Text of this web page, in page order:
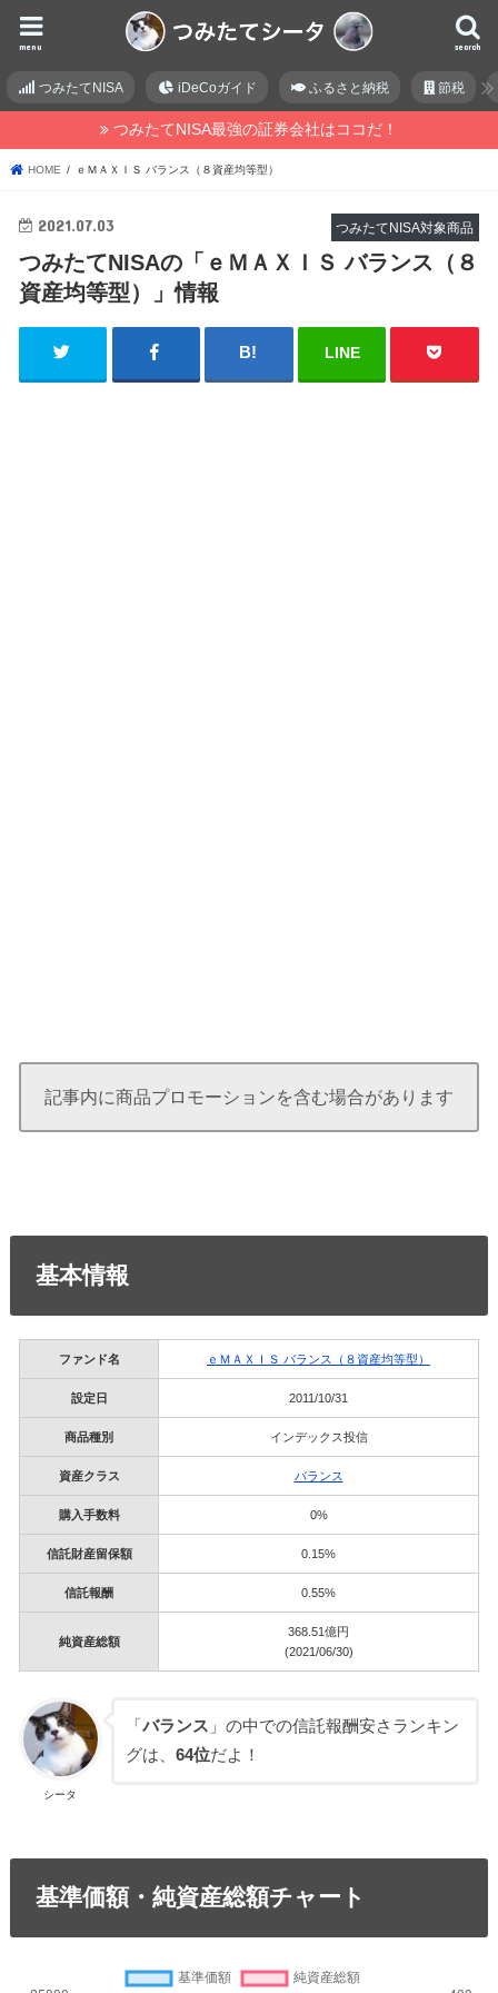
search
menu
つみたてNISA iDeCoガイド ふるさと納税 節税
つみたてNISA最強の証券会社はココだ！
HOME ｅＭＡＸＩＳ バランス（８資産均等型）
つみたてNISA対象商品
2021.07.03
つみたてNISAの「ｅＭＡＸＩＳ バランス（８
資産均等型）」情報
LINE
記事内に商品プロモーションを含む場合があります
基本情報
ファンド名 ｅＭＡＸＩＳ バランス（８資産均等型）
設定日 2011/10/31
商品種別 インデックス投信
資産クラス バランス
購入手数料 0%
信託財産留保額 0.15%
信託報酬 0.55%
純資産総額
368.51億円
(2021/06/30)
シータ
「バランス 」の中での信託報酬安さランキン
グは、64位だよ！
基準価額・純資産総額チャート